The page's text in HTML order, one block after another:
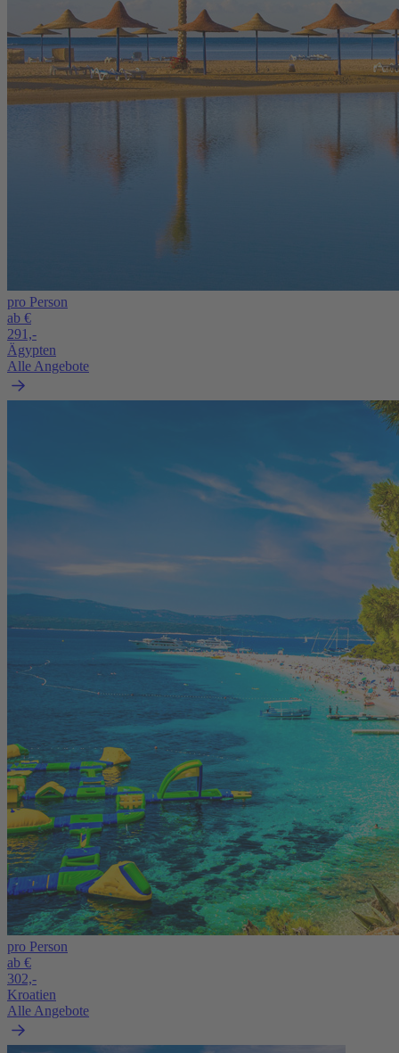
pro Person
ab €
291,-
Ägypten
Alle Angebote
pro Person
ab €
302,-
Kroatien
Alle Angebote